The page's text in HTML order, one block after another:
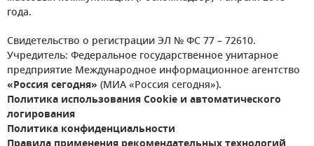
года.
Свидетельство о регистрации ЭЛ № ФС 77 – 72610.
Учредитель: Федеральное государственное унитарное
предприятие Международное информационное агентство
«Россия сегодня» (МИА «Россия сегодня»).
Политика использования Cookie и автоматического
логирования
Политика конфиденциальности